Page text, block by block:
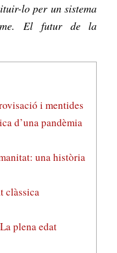
lo per un sistema
El futur de la
i mentides
d’una pandèmia
una història
clàssica
plena edat